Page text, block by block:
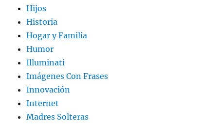
Hijos
Historia
Hogar y Familia
Humor
Illuminati
Imágenes Con Frases
Innovación
Internet
Madres Solteras